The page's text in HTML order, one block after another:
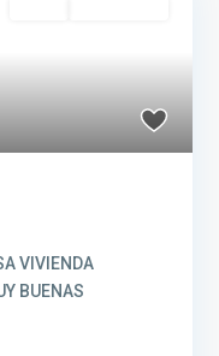
VIVIENDA
BUENAS